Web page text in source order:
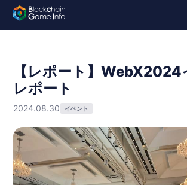
【レポート】WebX2024
レポート
2024.08.30 イベント